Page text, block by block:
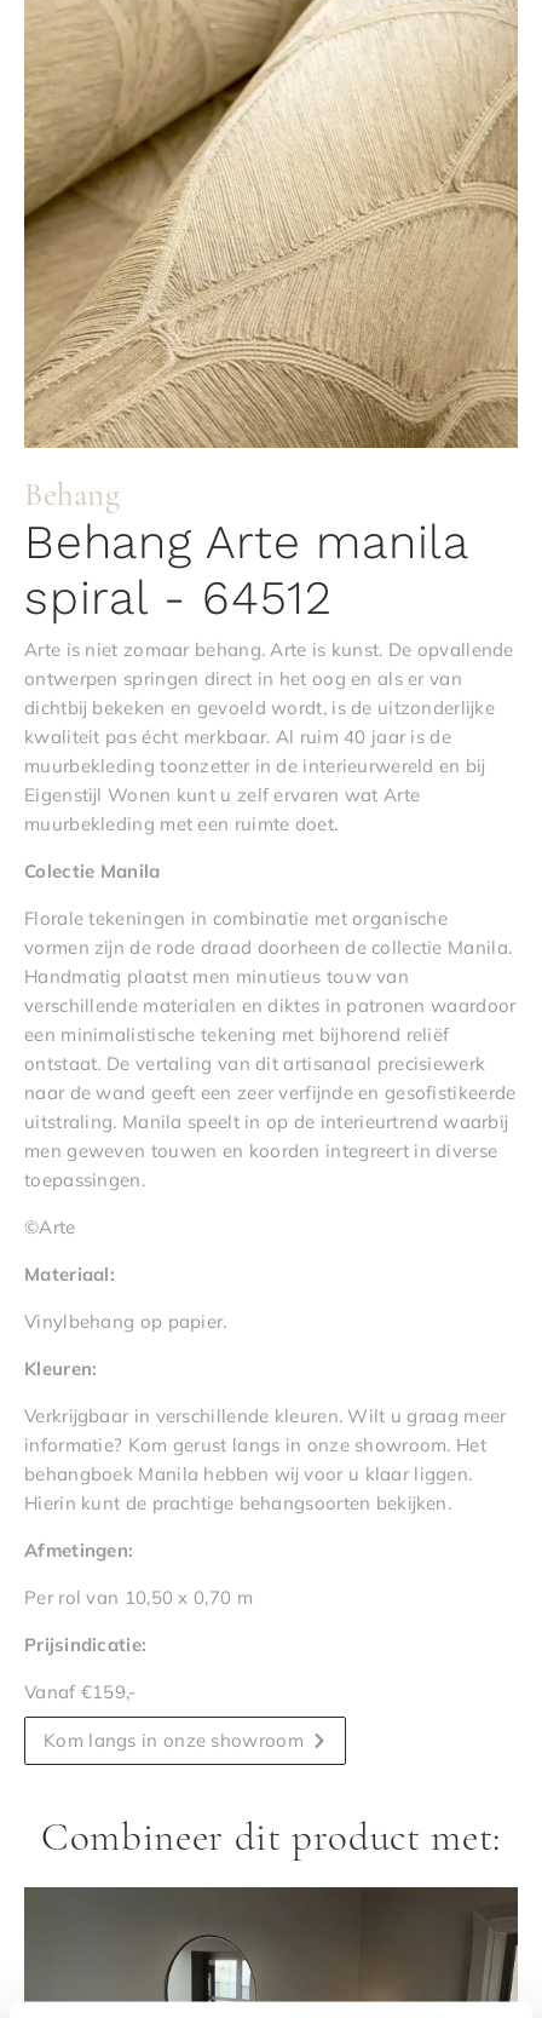
Behang
Behang Arte manila
spiral - 64512
Arte is niet zomaar behang. Arte is kunst. De opvallende
ontwerpen springen direct in het oog en als er van
dichtbij bekeken en gevoeld wordt, is de uitzonderlijke
kwaliteit pas écht merkbaar. Al ruim 40 jaar is de
muurbekleding toonzetter in de interieurwereld en bij
Eigenstijl Wonen kunt u zelf ervaren wat Arte
muurbekleding met een ruimte doet.
Colectie Manila
Florale tekeningen in combinatie met organische
vormen zijn de rode draad doorheen de collectie Manila.
Handmatig plaatst men minutieus touw van
verschillende materialen en diktes in patronen waardoor
een minimalistische tekening met bijhorend reliëf
ontstaat. De vertaling van dit artisanaal precisiewerk
naar de wand geeft een zeer verfijnde en gesofistikeerde
uitstraling. Manila speelt in op de interieurtrend waarbij
men geweven touwen en koorden integreert in diverse
toepassingen.
©Arte
Materiaal:
Vinylbehang op papier.
Kleuren:
Verkrijgbaar in verschillende kleuren. Wilt u graag meer
informatie? Kom gerust langs in onze showroom. Het
behangboek Manila hebben wij voor u klaar liggen.
Hierin kunt de prachtige behangsoorten bekijken.
Afmetingen:
Per rol van 10,50 x 0,70 m
Prijsindicatie:
Vanaf €159,-
Kom langs in onze showroom
Combineer dit product met: